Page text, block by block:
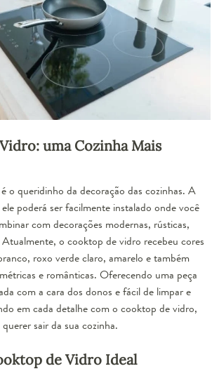
uma Cozinha Mais
é o queridinho da decoração das cozinhas. A
poderá ser facilmente instalado onde você
com decorações modernas, rústicas,
o cooktop de vidro recebeu cores
roxo verde claro, amarelo e também
e românticas. Oferecendo uma peça
com a cara dos donos e fácil de limpar e
em cada detalhe com o cooktop de vidro,
sair da sua cozinha.
de Vidro Ideal